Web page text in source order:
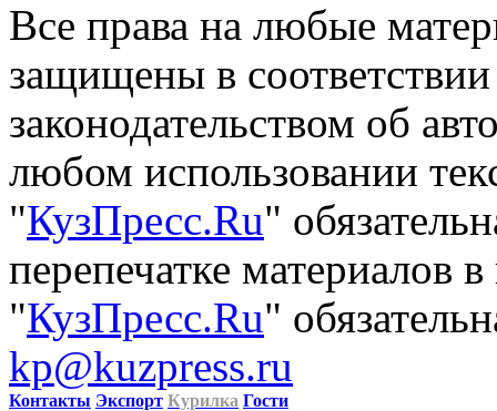
Все права на любые
защищены в
законодательством об
любом использовании
"КузПресс.Ru"
перепечатке материалов
"КузПресс.Ru"
kp@kuzpress.ru
Контакты Экспорт Курилка Гости